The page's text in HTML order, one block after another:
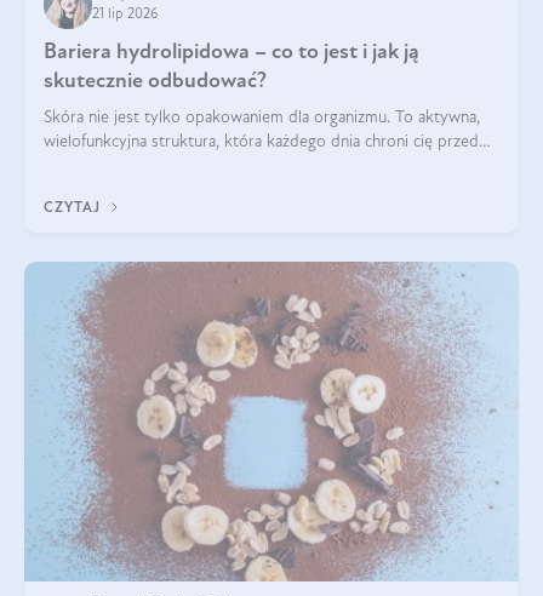
21 lip 2026
Bariera hydrolipidowa – co to jest i jak ją
skutecznie odbudować?
Skóra nie jest tylko opakowaniem dla organizmu. To aktywna,
wielofunkcyjna struktura, która każdego dnia chroni cię przed
bariera hydrolipidowa.
CZYTAJ